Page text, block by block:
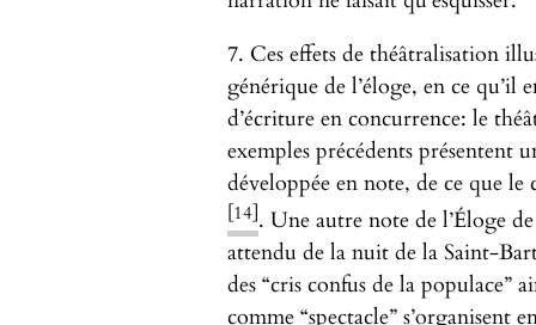
7. Ces effets de théâtralisation
générique de l’éloge, en ce qu’il
d’écriture en concurrence: le
exemples précédents présentent
développée en note, de ce que le
[14]. Une autre note de l’Éloge
attendu de la nuit de la Saint-
des “cris confus de la populace”
comme “spectacle” s’organisent